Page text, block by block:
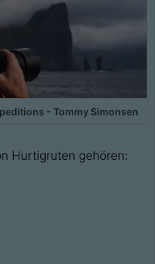
- Tommy Simonsen
Hurtigruten gehören: